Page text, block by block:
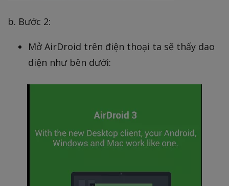
b. Bước 2:
Mở AirDroid trên điện thoại ta sẽ thấy dao
diện như bên dưới: